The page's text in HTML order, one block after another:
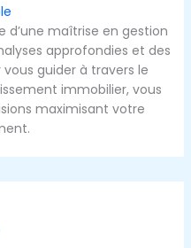
d’une maîtrise en gestion
approfondies et des
guider à travers le
immobilier, vous
maximisant votre